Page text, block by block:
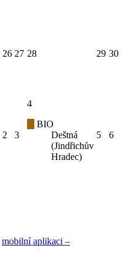
26 27 28 29 30
2 3
4
BIO
Deštná
(Jindřichův
Hradec)
5 6
mobilní aplikaci –